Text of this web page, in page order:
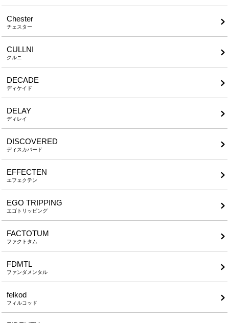
Chester
チェスター
CULLNI
クルニ
DECADE
ディケイド
DELAY
ディレイ
DISCOVERED
ディスカバード
EFFECTEN
エフェクテン
EGO TRIPPING
エゴトリッピング
FACTOTUM
ファクトタム
FDMTL
ファンダメンタル
felkod
フィルコッド